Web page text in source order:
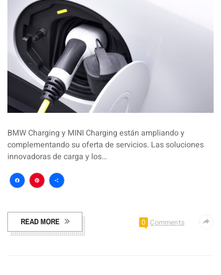
BMW Charging y MINI Charging están ampliando y
complementando su oferta de servicios. Las soluciones
innovadoras de carga y los…
Facebook
Pinterest
Compartir
READ MORE 0 Comments